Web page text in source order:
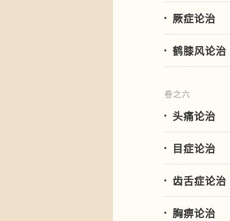
厥症论治
鹤膝风论治
卷之六
头痛论治
目症论治
齿舌症论治
胸痹论治